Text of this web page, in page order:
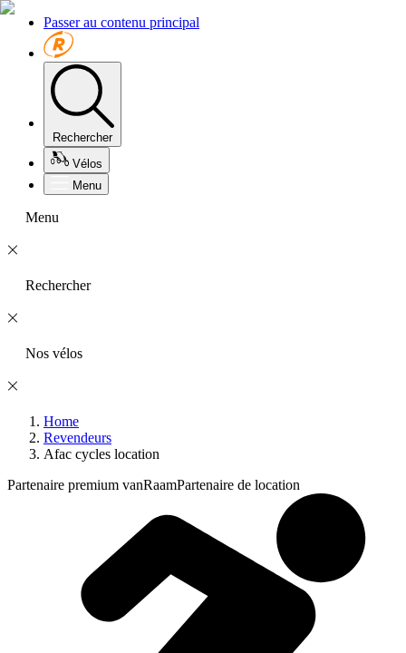
Passer au contenu principal
Rechercher
Vélos
Menu
Menu
Rechercher
Nos vélos
Home
Revendeurs
Afac cycles location
Partenaire premium vanRaamPartenaire de location